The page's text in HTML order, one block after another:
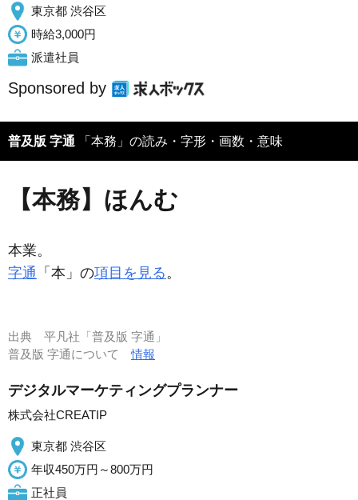
東京都 渋谷区
時給3,000円
派遣社員
Sponsored by
普及版 字通 「本務」の読み・字形・画数・意味
【本務】ほんむ
本業。
字通 「本」の項目を見る。
出典 平凡社「普及版 字通」
普及版 字通について情報
デジタルマーケティングプランナー
株式会社CREATIP
東京都 渋谷区
年収450万円～800万円
正社員